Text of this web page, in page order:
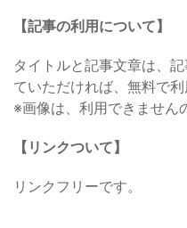
【記事の利用について】
タイトルと記事文章は、
ていただければ、無料で利
※画像は、利用できません
【リンクついて】
リンクフリーです。